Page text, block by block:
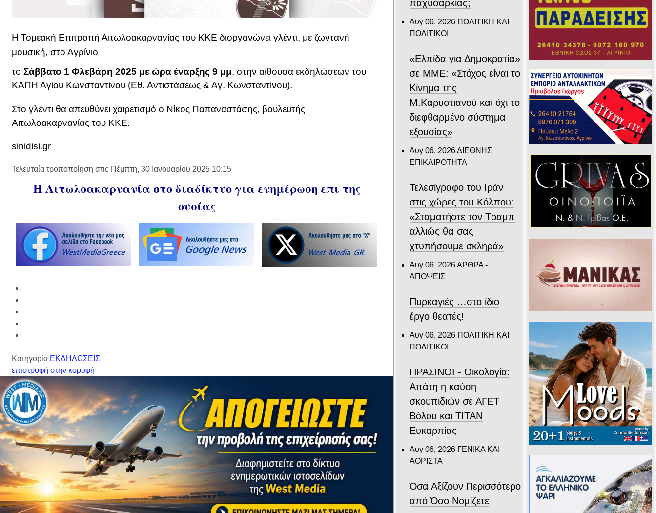
Η Τομεακή Επιτροπή Αιτωλοακαρνανίας του ΚΚΕ διοργανώνει γλέντι, με ζωντανή
μουσική, στο Αγρίνιο
το Σάββατο 1 Φλεβάρη 2025 με ώρα έναρξης 9 μμ, στην αίθουσα εκδηλώσεων του
ΚΑΠΗ Αγίου Κωνσταντίνου (Εθ. Αντιστάσεως & Αγ. Κωνσταντίνου).
Στο γλέντι θα απευθύνει χαιρετισμό ο Νίκος Παπαναστάσης, βουλευτής
Αιτωλοακαρνανίας του ΚΚΕ.
sinidisi.gr
Τελευταία τροποποίηση στις Πέμπτη, 30 Ιανουαρίου 2025 10:15
Η Αιτωλοακαρνανία στο διαδίκτυο για ενημέρωση επι της
ουσίας
Κατηγορία ΕΚΔΗΛΩΣΕΙΣ
επιστροφή στην κορυφή
παχυσαρκίας;
Αυγ 06, 2026 ΠΟΛΙΤΙΚΗ ΚΑΙ
ΠΟΛΙΤΙΚΟΙ
«Ελπίδα για Δημοκρατία»
σε ΜΜΕ: «Στόχος είναι το
Κίνημα της
Μ.Καρυστιανού και όχι το
διεφθαρμένο σύστημα
εξουσίας»
Αυγ 06, 2026ΔΙΕΘΝΗΣ
ΕΠΙΚΑΙΡΟΤΗΤΑ
Τελεσίγραφο του Ιράν
στις χώρες του Κόλπου:
«Σταματήστε τον Τραμπ
αλλιώς θα σας
χτυπήσουμε σκληρά»
Αυγ 06, 2026ΑΡΘΡΑ -
ΑΠΟΨΕΙΣ
Πυρκαγιές …στο ίδιο
έργο θεατές!
Αυγ 06, 2026 ΠΟΛΙΤΙΚΗ ΚΑΙ
ΠΟΛΙΤΙΚΟΙ
ΠΡΑΣΙΝΟΙ - Οικολογία:
Απάτη η καύση
σκουπιδιών σε ΑΓΕΤ
Βόλου και ΤΙΤΑΝ
Ευκαρπίας
Αυγ 06, 2026 ΓΕΝΙΚΑ ΚΑΙ
ΑΟΡΙΣΤΑ
Όσα Αξίζουν Περισσότερο
από Όσο Νομίζετε